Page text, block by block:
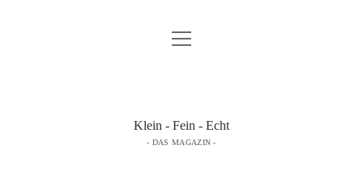
K & F …
IMPRESSUM
Menü
öffnen
Klein - Fein - Echt
- DAS MAGAZIN -